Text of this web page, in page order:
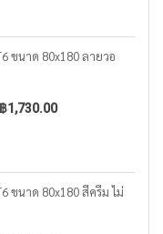
ขนาด 80x180 ลายวอ
฿1,730.00
ขนาด 80x180 สีครีม ไม่